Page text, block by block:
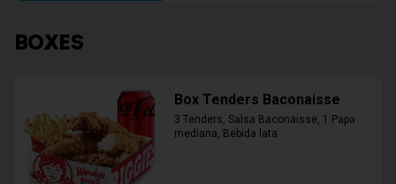
BOXES
Box Tenders Baconaisse
3 Tenders, Salsa Baconaisse, 1 Papa
mediana, Bebida lata